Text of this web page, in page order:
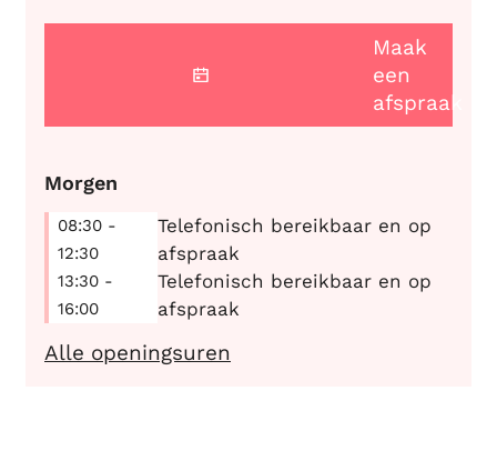
Maak
een
afspraak
Morgen
08:30 -
12:30
Telefonisch bereikbaar en op
afspraak
13:30 -
16:00
Telefonisch bereikbaar en op
afspraak
Alle openingsuren